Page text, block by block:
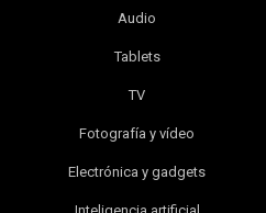
Audio
Tablets
TV
Fotografía y vídeo
Electrónica y gadgets
Inteligencia artificial